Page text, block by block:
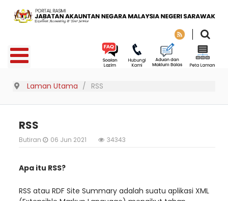
Laman Utama RSS
RSS
Butiran 06 Jun 2021 34343
Apa itu RSS?
RSS atau RDF Site Summary adalah suatu aplikasi XML